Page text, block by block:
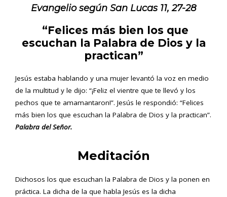
Evangelio según San Lucas 11, 27-28
“Felices más bien los que
escuchan la Palabra de Dios y la
practican”
Jesús estaba hablando y una mujer levantó la voz en medio
de la multitud y le dijo: “¡Feliz el vientre que te llevó y los
pechos que te amamantaron!”. Jesús le respondió: “Felices
más bien los que escuchan la Palabra de Dios y la practican”.
Palabra del Señor.
Meditación
Dichosos los que escuchan la Palabra de Dios y la ponen en
práctica. La dicha de la que habla Jesús es la dicha